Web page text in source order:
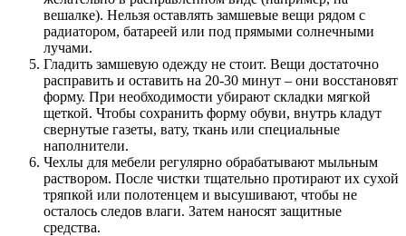
вешалке). Нельзя оставлять замшевые вещи рядом с
радиатором, батареей или под прямыми солнечными
лучами.
Гладить замшевую одежду не стоит. Вещи достаточно
расправить и оставить на 20-30 минут – они восстановят
форму. При необходимости убирают складки мягкой
щеткой. Чтобы сохранить форму обуви, внутрь кладут
свернутые газеты, вату, ткань или специальные
наполнители.
Чехлы для мебели регулярно обрабатывают мыльным
раствором. После чистки тщательно протирают их сухой
тряпкой или полотенцем и высушивают, чтобы не
осталось следов влаги. Затем наносят защитные
средства.